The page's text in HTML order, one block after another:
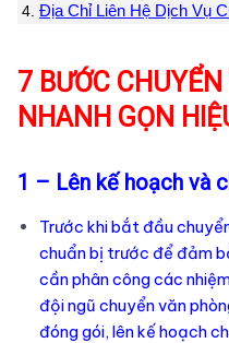
Địa Chỉ Liên Hệ Dịch Vụ
7 BƯỚC
NHANH GỌN
1 – Lên kế hoạch và
Trước khi bắt đầu
chuẩn bị trước để đảm
cần phân công các
đội ngũ chuyển văn
đóng gói, lên kế hoạch